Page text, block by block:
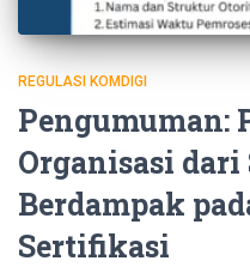
REGULASI KOMDIGI
Pengumuman:
Organisasi dari
Berdampak
Sertifikasi